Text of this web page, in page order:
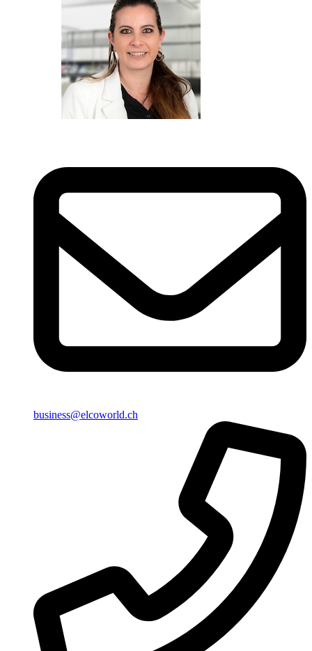
business@elcoworld.ch